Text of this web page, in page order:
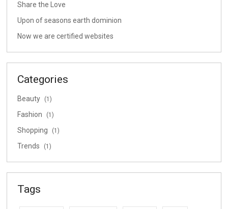
Share the Love
Upon of seasons earth dominion
Now we are certified websites
Categories
Beauty (1)
Fashion (1)
Shopping (1)
Trends (1)
Tags